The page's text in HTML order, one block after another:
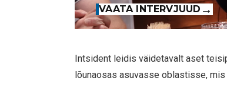
VAATA INTERVJUUD
Intsident leidis väidetavalt aset
lõunaosas asuvasse oblastisse,